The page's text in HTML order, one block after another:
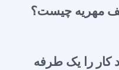
مهریه چیست؟
کار را یک طرفه